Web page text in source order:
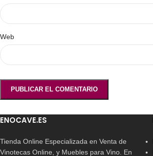
Web
ENOCAVE.ES
Tienda Online Especializada en Venta de
Vinotecas Online, y Muebles para Vino. En